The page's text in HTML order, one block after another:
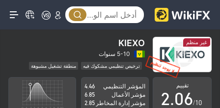
غير منظم KIEXO
5-10 سنوات
ترخيص تنظيمي مشكوك فيه
منطقة تشغيل مشبوهة
مخاطر عالية
تقييم
0
1
2.0
2
3
4
5
6/10
المؤشر التنظيمي
4.46
مؤشر الأعمال
6.85
مؤشر إدارة المخاطر 2.85